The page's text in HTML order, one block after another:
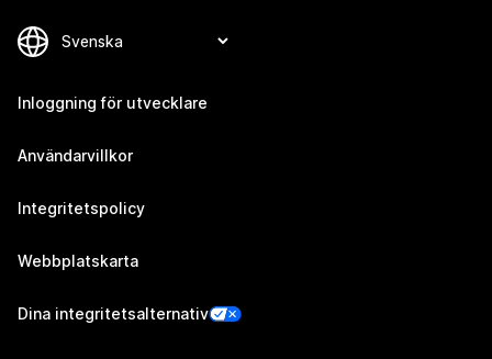
Inloggning för utvecklare
Användarvillkor
Integritetspolicy
Webbplatskarta
Dina integritetsalternativ